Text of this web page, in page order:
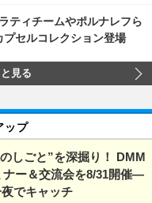
ティチームやポルナレフら
セルコレクション登場
見る
ップ
しごと”を深掘り！ DMM
ー＆交流会を8/31開催―
でキャッチ